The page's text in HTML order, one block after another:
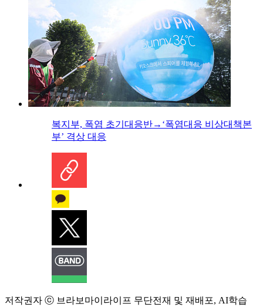
복지부, 폭염 초기대응반→‘폭염대응 비상대책본
부’ 격상 대응
저작권자 ⓒ 브라보마이라이프 무단전재 및 재배포, AI학습